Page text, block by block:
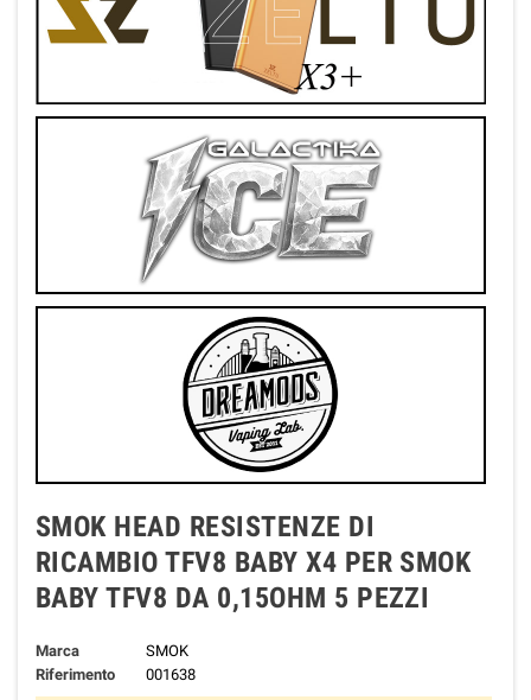
SMOK HEAD RESISTENZE DI
RICAMBIO TFV8 BABY X4 PER SMOK
BABY TFV8 DA 0,15OHM 5 PEZZI
Marca
SMOK
Riferimento
001638